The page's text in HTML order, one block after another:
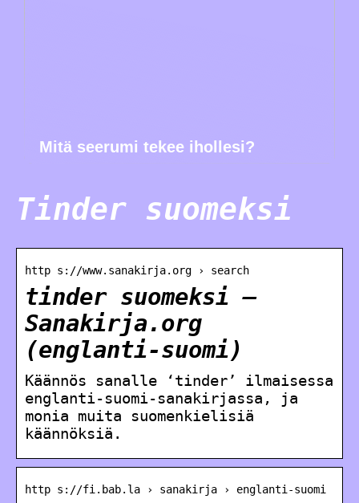
Mitä seerumi tekee ihollesi?
Tinder suomeksi
http s://www.sanakirja.org › search
tinder suomeksi –
Sanakirja.org
(englanti-suomi)
Käännös sanalle ‘tinder’ ilmaisessa
englanti-suomi-sanakirjassa, ja
monia muita suomenkielisiä
käännöksiä.
http s://fi.bab.la › sanakirja › englanti-suomi